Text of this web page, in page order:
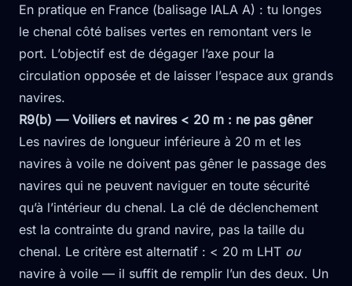
En pratique en France (balisage IALA A) : tu longes
le chenal côté balises vertes en remontant vers le
port. L’objectif est de dégager l’axe pour la
circulation opposée et de laisser l’espace aux grands
navires.
R9(b) — Voiliers et navires < 20 m : ne pas gêner
Les navires de longueur inférieure à 20 m et les
navires à voile ne doivent pas gêner le passage des
navires qui ne peuvent naviguer en toute sécurité
qu’à l’intérieur du chenal. La clé de déclenchement
est la contrainte du grand navire, pas la taille du
chenal. Le critère est alternatif : < 20 m LHT ou
navire à voile — il suffit de remplir l’un des deux. Un